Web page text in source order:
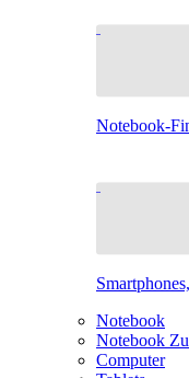
Notebook-
Notebook
Notebook
Computer